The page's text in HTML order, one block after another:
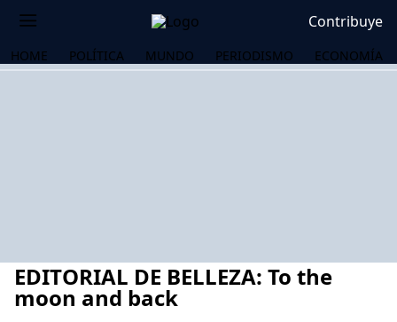
Contribuye
HOME POLÍTICA MUNDO PERIODISMO ECONOMÍA
EDITORIAL DE BELLEZA: To the
moon and back